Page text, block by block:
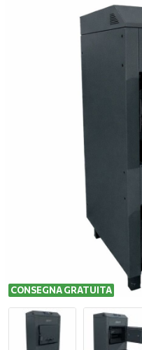
CONSEGNA GRATUITA